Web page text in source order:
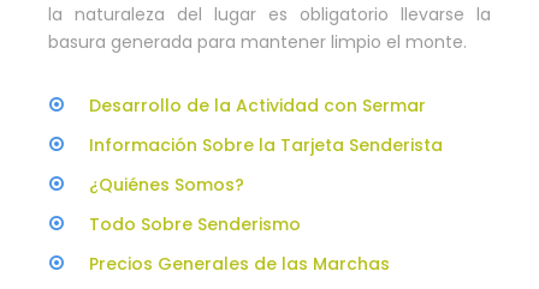
la naturaleza del lugar es obligatorio llevarse la
basura generada para mantener limpio el monte.
Desarrollo de la Actividad con Sermar
Información Sobre la Tarjeta Senderista
¿Quiénes Somos?
Todo Sobre Senderismo
Precios Generales de las Marchas